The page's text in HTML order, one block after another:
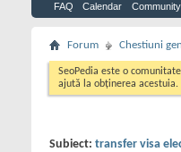
FAQ Calendar Community
Forum Chestiuni
SeoPedia este o
ajută la obținerea acestuia.
Subiect: transfer visa